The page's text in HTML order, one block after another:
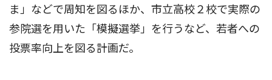
ま」などで周知を図るほか、市立高校２校で実際の
参院選を用いた「模擬選挙」を行うなど、若者への
投票率向上を図る計画だ。